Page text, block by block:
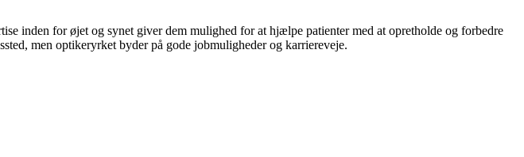
inden for øjet og synet giver dem mulighed for at hjælpe patienter med at opretholde og forbedre
men optikeryrket byder på gode jobmuligheder og karriereveje.